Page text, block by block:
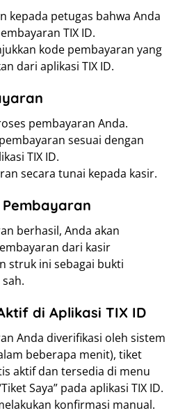
kepada petugas bahwa Anda
TIX ID.
kode pembayaran yang
dari aplikasi TIX ID.
pembayaran Anda.
sesuai dengan
TIX ID.
secara tunai kepada kasir.
berhasil, Anda akan
dari kasir
struk ini sebagai bukti
di Aplikasi TIX ID
Anda diverifikasi oleh sistem
beberapa menit), tiket
aktif dan tersedia di menu
Saya” pada aplikasi TIX ID.
konfirmasi manual.